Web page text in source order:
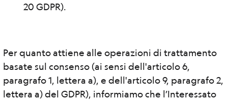
20 GDPR).
Per quanto attiene alle operazioni di trattamento
basate sul consenso (ai sensi dell'articolo 6,
paragrafo 1, lettera a), e dell'articolo 9, paragrafo 2,
lettera a) del GDPR), informiamo che l’Interessato